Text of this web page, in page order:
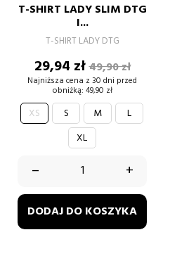
T-SHIRT LADY SLIM DTG
I...
T-SHIRT LADY DTG
Cena
29,94 złCena
podstawowa
49,90 zł
Najniższa cena z 30 dni przed
obniżką: 49,90 zł
XS S M
L
XL
– +
DODAJ DO KOSZYKA